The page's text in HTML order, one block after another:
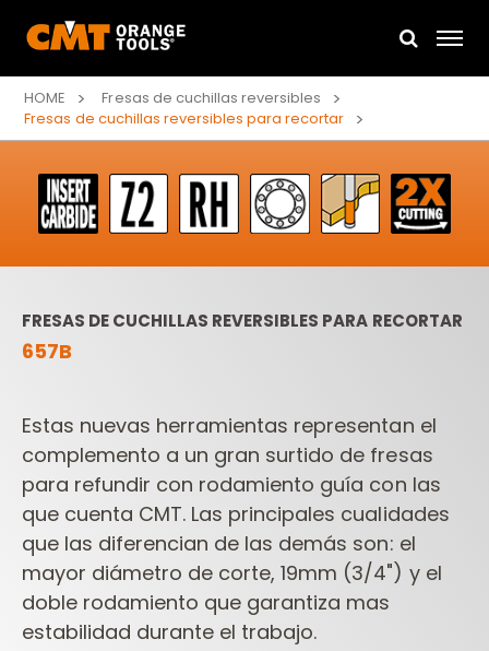
HOME
Fresas de cuchillas reversibles
Fresas de cuchillas reversibles para recortar
FRESAS DE CUCHILLAS REVERSIBLES PARA RECORTAR
657B
Estas nuevas herramientas representan el
complemento a un gran surtido de fresas
para refundir con rodamiento guía con las
que cuenta CMT. Las principales cualidades
que las diferencian de las demás son: el
mayor diámetro de corte, 19mm (3/4") y el
doble rodamiento que garantiza mas
estabilidad durante el trabajo.